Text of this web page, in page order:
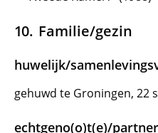
Familie/gezin
huwelijk/
gehuwd te Groningen, 22
echtgeno(o)t(e)/partner